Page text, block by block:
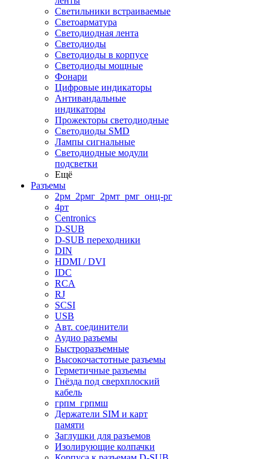
Светильники встраиваемые
Светоарматура
Светодиодная лента
Светодиоды
Светодиоды в корпусе
Светодиоды мощные
Фонари
Цифровые индикаторы
Антивандальные
индикаторы
Прожекторы светодиодные
Светодиоды SMD
Лампы сигнальные
Светодиодные модули
подсветки
Ещё
Разъемы
2рм_2рмг_2рмт_рмг_онц-рг
4рт
Centronics
D-SUB
D-SUB переходники
DIN
HDMI / DVI
IDC
RCA
RJ
SCSI
USB
Авт. соединители
Аудио разъемы
Быстроразъемные
Высокочастотные разъемы
Герметичные разъемы
Гнёзда под сверхплоский
кабель
грпм_грпмш
Держатели SIM и карт
памяти
Заглушки для разъемов
Изолирующие колпачки